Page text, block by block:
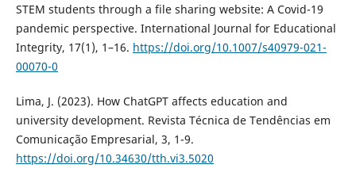
STEM students through a file sharing website: A Covid-19
pandemic perspective. International Journal for Educational
Integrity, 17(1), 1–16. https://doi.org/10.1007/s40979-021-
00070-0
Lima, J. (2023). How ChatGPT affects education and
university development. Revista Técnica de Tendências em
Comunicação Empresarial, 3, 1-9.
https://doi.org/10.34630/tth.vi3.5020